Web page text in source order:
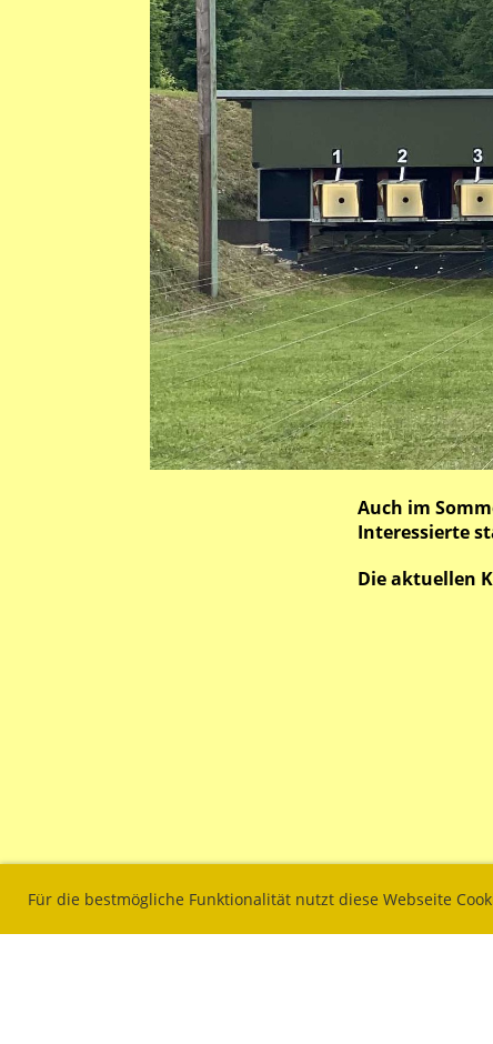
Für die bestmögliche Funktionalität nutzt diese Webseite
Auch im
Interessierte
Die aktuellen